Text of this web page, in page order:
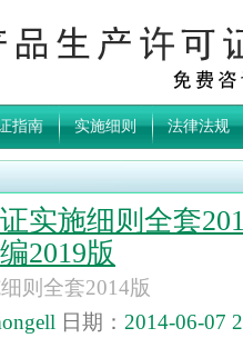
指南 实施细则 法律法规
实施细则全套
2019版
则全套2014版
日期： 2014-06-07